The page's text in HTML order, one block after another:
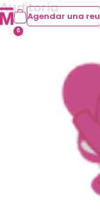
0
Agendar una reu
Auditoría